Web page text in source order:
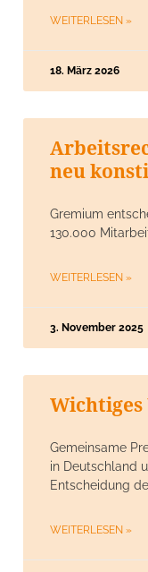
WEITERLESEN »
18. März 2026
neu
Gremium
130.000
WEITERLESEN »
3. November 2025
Wichtiges
Gemeinsame
in Deutschland
Entscheidung
WEITERLESEN »